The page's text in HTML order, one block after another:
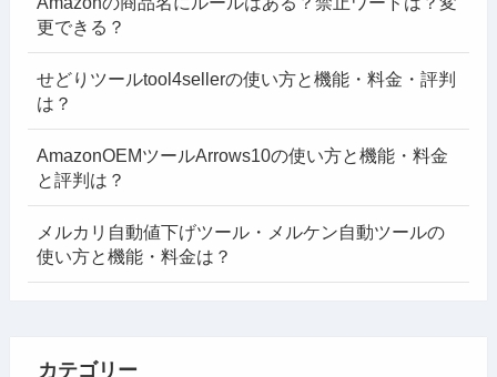
更できる？
せどりツールtool4sellerの使い方と機能・料金・評判
は？
AmazonOEMツールArrows10の使い方と機能・料金
と評判は？
メルカリ自動値下げツール・メルケン自動ツールの
使い方と機能・料金は？
カテゴリー